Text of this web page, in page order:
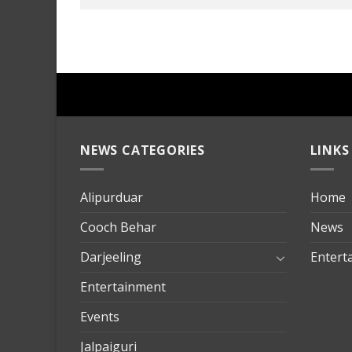
NEWS CATEGORIES
Alipurduar
Cooch Behar
Darjeeling
Entertainment
Events
Jalpaiguri
LINKS
Home
News